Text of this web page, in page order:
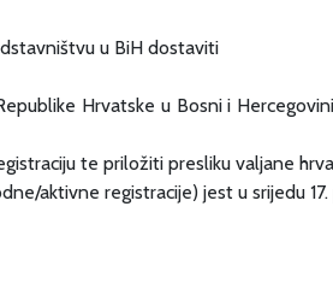
u BiH dostaviti
Hrvatske u Bosni i
te priložiti presliku valjane
aktivne registracije) jest u srijedu